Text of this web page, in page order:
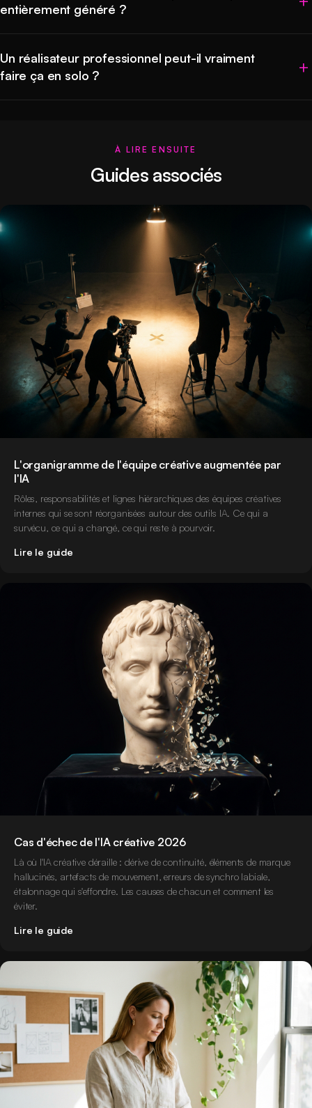
entièrement généré ?
Un réalisateur professionnel peut-il vraiment
faire ça en solo ?
À LIRE ENSUITE
Guides associés
L'organigramme de l'équipe créative augmentée par
l'IA
Rôles, responsabilités et lignes hiérarchiques des équipes créatives
internes qui se sont réorganisées autour des outils IA. Ce qui a
survécu, ce qui a changé, ce qui reste à pourvoir.
Lire le guide
Cas d'échec de l'IA créative 2026
Là où l'IA créative déraille : dérive de continuité, éléments de marque
hallucinés, artefacts de mouvement, erreurs de synchro labiale,
étalonnage qui s'effondre. Les causes de chacun et comment les
éviter.
Lire le guide